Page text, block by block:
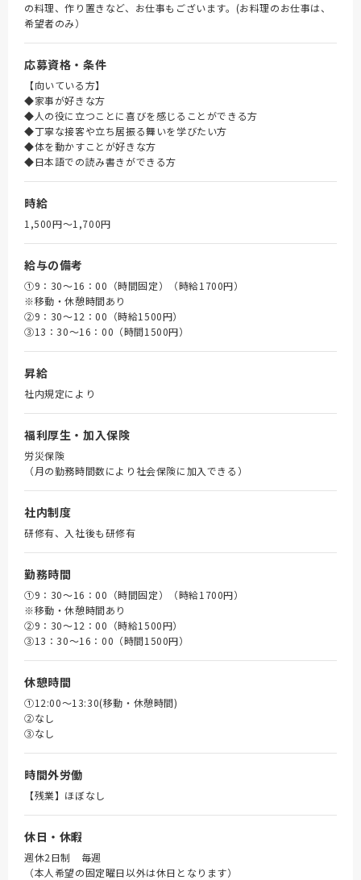
の料理、作り置きなど、お仕事もございます。(お料理のお仕事は、
希望者のみ）
応募資格・条件
【向いている方】
◆家事が好きな方
◆人の役に立つことに喜びを感じることができる方
◆丁寧な接客や立ち居振る舞いを学びたい方
◆体を動かすことが好きな方
◆日本語での読み書きができる方
時給
1,500円〜1,700円
給与の備考
①9：30～16：00（時間固定）（時給1700円）
※移動・休憩時間あり
➁9：30～12：00（時給1500円）
③13：30～16：00（時間1500円）
昇給
社内規定により
福利厚生・加入保険
労災保険
（月の勤務時間数により社会保険に加入できる）
社内制度
研修有、入社後も研修有
勤務時間
①9：30～16：00（時間固定）（時給1700円）
※移動・休憩時間あり
➁9：30～12：00（時給1500円）
③13：30～16：00（時間1500円）
休憩時間
①12:00～13:30(移動・休憩時間)
➁なし
③なし
時間外労働
【残業】ほぼなし
休日・休暇
週休2日制 毎週
（本人希望の固定曜日以外は休日となります）